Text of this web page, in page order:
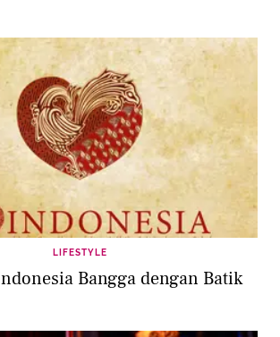
LIFESTYLE
Bangga dengan Batik